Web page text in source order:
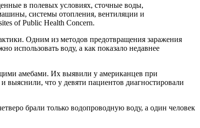
в полевых условиях, сточные воды,
системы отопления, вентиляции и
of Public Health Concern.
Одним из методов предотвращения заражения
воду, а как показало недавнее
амебами. Их выявили у американцев при
выяснили, что у девяти пациентов диагностировали
брали только водопроводную воду, а один человек